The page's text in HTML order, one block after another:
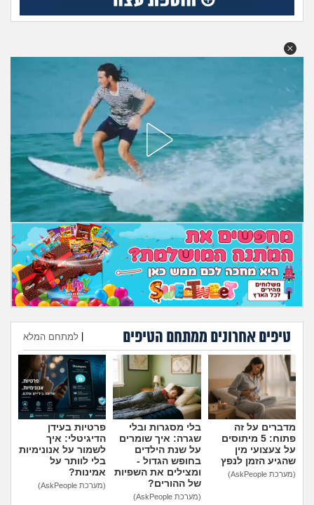
פיננסי וכלכלה
בין הסדינים
חיות מחמד
יוקר המחיה
גאווה
טיפים אחרונים ממתחם הטיפים למתחם המלא
הוספת טיפ
מדברים על זה
פתוח: 5 מיתוסים
על צעצועי מין
שהגיע הזמן לנפץ
(מערכת AskPeople)
בלי מסגרות ובלי
שגרה: איך שומרים
על שנת הילדים
בחופש הגדול -
ומצילים את השפיות
של ההורים?
(מערכת AskPeople)
פרטיות בעידן
הדיגיטלי: איך
לשמור על אנונימיות
בלי לוותר על
אמינות?
(מערכת AskPeople)